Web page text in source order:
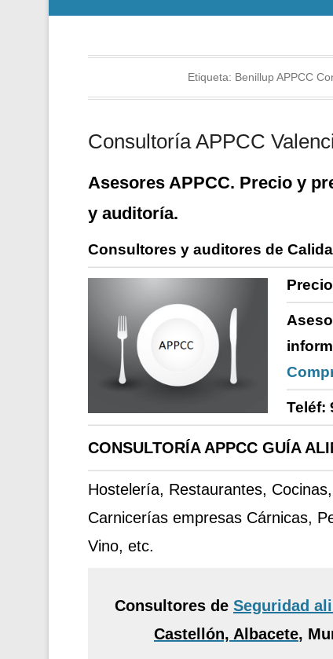
Etiqueta: Benillup APPCC
Consultoría APPCC
Asesores APPCC. Precio y
y auditoría.
Consultores y auditores de
Teléf:
CONSULTORÍA APPCC GUÍA
Hostelería, Restaurantes,
Carnicerías empresas Cárnicas,
Vino, etc.
Consultores de Seguridad
Castellón, Albacete,